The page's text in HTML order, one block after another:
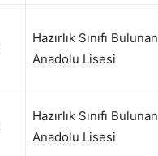
Hazırlık Sınıfı Bulunan
Anadolu Lisesi
Hazırlık Sınıfı Bulunan
Anadolu Lisesi